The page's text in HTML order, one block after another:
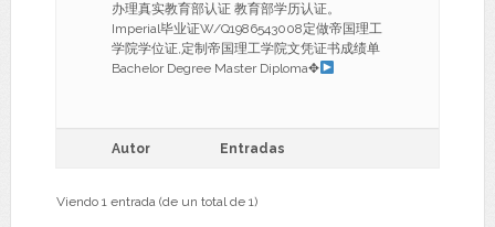
办理真实教育部认证 教育部学历认证。
Imperial毕业证W/Q1986543008定做帝国理工
学院学位证,定制帝国理工学院文凭证书成绩单
Bachelor Degree Master Diploma✥
Autor Entradas
Viendo 1 entrada (de un total de 1)